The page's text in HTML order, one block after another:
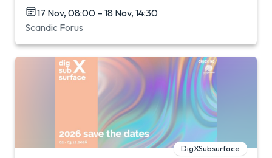
17 Nov, 08:00 – 18 Nov, 14:30
Scandic Forus
DigXSubsurface